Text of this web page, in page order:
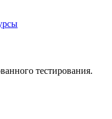
тестирования.